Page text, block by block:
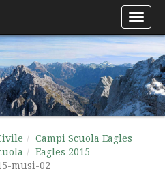
Campi Scuola Eagles
Eagles 2015
musi-02